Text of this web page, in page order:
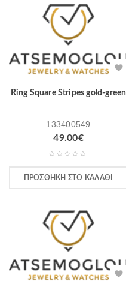
Ring Square Stripes gold-green
133400549
49.00€
ΠΡΟΣΘΉΚΗ ΣΤΟ ΚΑΛΆΘΙ